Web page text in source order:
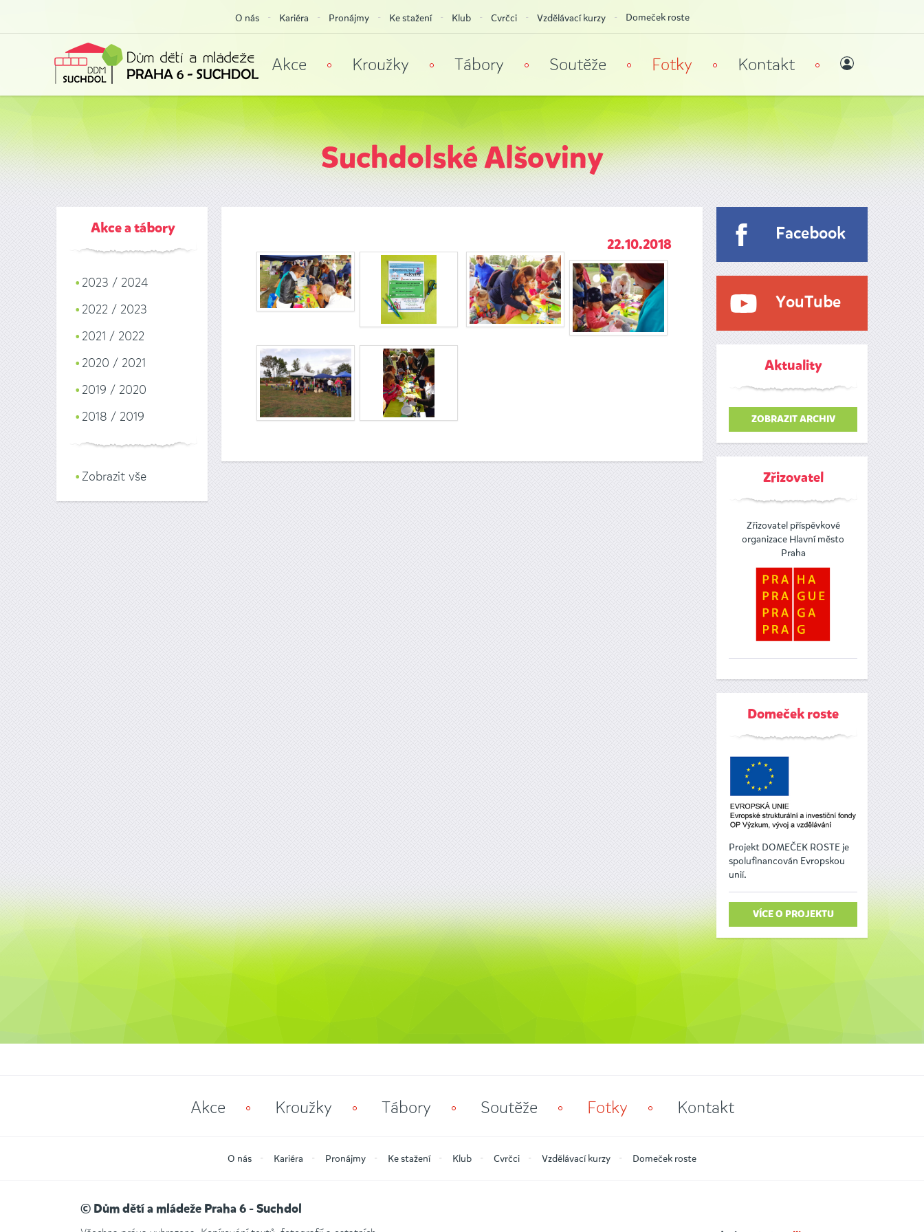
Akce Kroužky Tábory Soutěže Fotky Kontakt
O nás Kariéra Pronájmy Ke stažení Klub Cvrčci Vzdělávací kurzy Domeček roste
Suchdolské Alšoviny
Akce a tábory
2023 / 2024
2022 / 2023
2021 / 2022
2020 / 2021
2019 / 2020
2018 / 2019
Zobrazit vše
22.10.2018
Facebook
YouTube
Aktuality
ZOBRAZIT ARCHIV
Zřizovatel
Zřizovatel příspěvkové
organizace Hlavní město
Praha
Domeček roste
Projekt DOMEČEK ROSTE je
spolufinancován Evropskou
unií.
VÍCE O PROJEKTU
Akce Kroužky Tábory Soutěže Fotky Kontakt
O nás Kariéra Pronájmy Ke stažení Klub Cvrčci Vzdělávací kurzy Domeček roste
© Dům dětí a mládeže Praha 6 - Suchdol